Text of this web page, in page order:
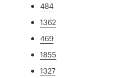
484
1362
469
1855
1327